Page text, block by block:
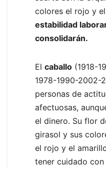
colores el rojo y
estabilidad
consolidarán.
El caballo (1918-
1978-1990-2002-
personas de
afectuosas,
el dinero. Su flor
girasol y sus
el rojo y el
tener cuidado con